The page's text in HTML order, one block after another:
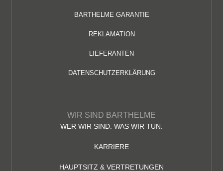
BARTHELME GARANTIE
REKLAMATION
LIEFERANTEN
DATENSCHUTZERKLÄRUNG
WIR SIND BARTHELME
WER WIR SIND. WAS WIR TUN.
KARRIERE
HAUPTSITZ & VERTRETUNGEN